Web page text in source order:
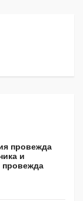
провежда
и
провежда